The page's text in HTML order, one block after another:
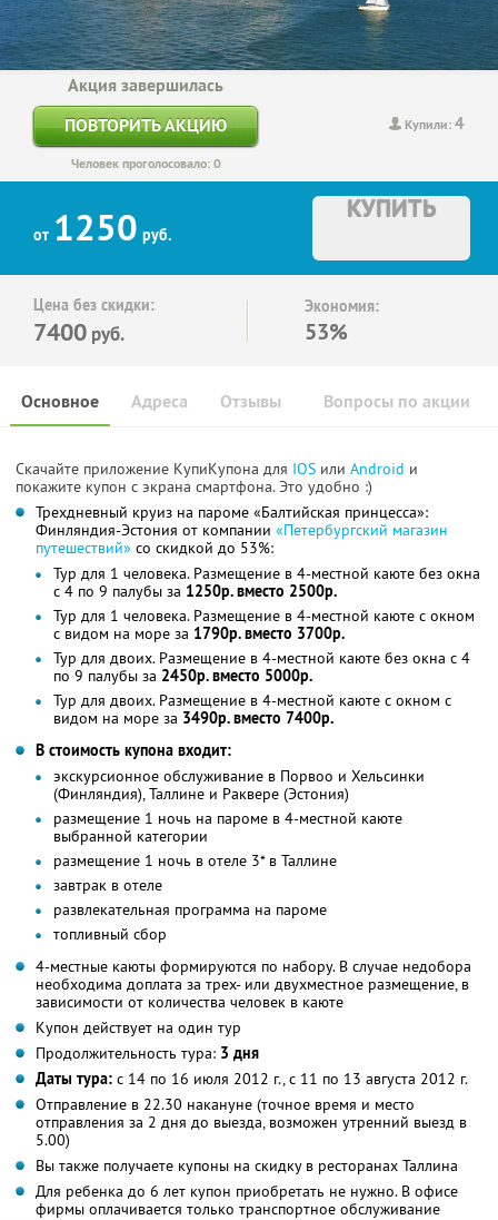
Купили:4
Акция завершилась
ПОВТОРИТЬ АКЦИЮ
Человек проголосовало: 0
от 1250 руб.
КУПИТЬ
Цена без скидки:
7400 руб.
Экономия:
53%
Основное Отзывы Вопросы по акции
Адреса
Скачайте приложение КупиКупона для IOS или Android и
покажите купон с экрана смартфона. Это удобно :)
Трехдневный круиз на пароме «Балтийская принцесса»:
Финляндия-Эстония от компании «Петербургский магазин
путешествий» со скидкой до 53%:
Тур для 1 человека. Размещение в 4-местной каюте без окна
с 4 по 9 палубы за 1250р. вместо 2500р.
Тур для 1 человека. Размещение в 4-местной каюте с окном
с видом на море за 1790р. вместо 3700р.
Тур для двоих. Размещение в 4-местной каюте без окна с 4
по 9 палубы за 2450р. вместо 5000р.
Тур для двоих. Размещение в 4-местной каюте с окном с
видом на море за 3490р. вместо 7400р.
В стоимость купона входит:
экскурсионное обслуживание в Порвоо и Хельсинки
(Финляндия), Таллине и Раквере (Эстония)
размещение 1 ночь на пароме в 4-местной каюте
выбранной категории
размещение 1 ночь в отеле 3* в Таллине
завтрак в отеле
развлекательная программа на пароме
топливный сбор
4-местные каюты формируются по набору. В случае недобора
необходима доплата за трех- или двухместное размещение, в
зависимости от количества человек в каюте
Купон действует на один тур
Продолжительность тура: 3 дня
Даты тура: с 14 по 16 июля 2012 г., с 11 по 13 августа 2012 г.
Отправление в 22.30 накануне (точное время и место
отправления за 2 дня до выезда, возможен утренний выезд в
5.00)
Вы также получаете купоны на скидку в ресторанах Таллина
Для ребенка до 6 лет купон приобретать не нужно. В офисе
фирмы оплачивается только транспортное обслуживание